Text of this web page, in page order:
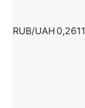
RUB/UAH 0,2611